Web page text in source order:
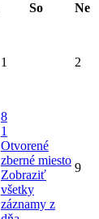
So Ne
1 2
8
1
Otvorené
zberné miesto
Zobraziť
všetky
záznamy z
9